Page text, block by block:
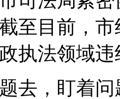
至目前，
执法领域
，盯着问